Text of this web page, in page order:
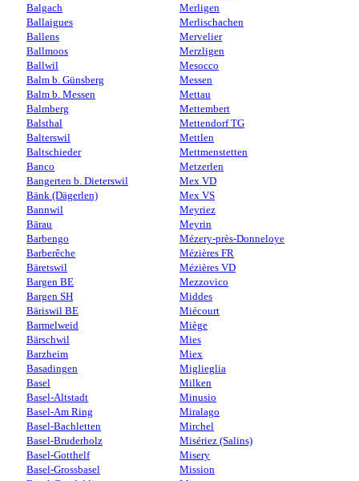
Balgach
Ballaigues
Ballens
Ballmoos
Ballwil
Balm b. Günsberg
Balm b. Messen
Balmberg
Balsthal
Balterswil
Baltschieder
Banco
Bangerten b. Dieterswil
Bänk (Dägerlen)
Bannwil
Bärau
Barbengo
Barberêche
Bäretswil
Bargen BE
Bargen SH
Bäriswil BE
Barmelweid
Bärschwil
Barzheim
Basadingen
Basel
Basel-Altstadt
Basel-Am Ring
Basel-Bachletten
Basel-Bruderholz
Basel-Gotthelf
Basel-Grossbasel
Merligen
Merlischachen
Mervelier
Merzligen
Mesocco
Messen
Mettau
Mettembert
Mettendorf TG
Mettlen
Mettmenstetten
Metzerlen
Mex VD
Mex VS
Meyriez
Meyrin
Mézery-près-Donneloye
Mézières FR
Mézières VD
Mezzovico
Middes
Miécourt
Miège
Mies
Miex
Miglieglia
Milken
Minusio
Miralago
Mirchel
Misériez (Salins)
Misery
Mission